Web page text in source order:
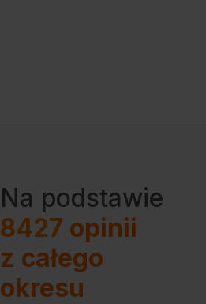
Na podstawie
8427 opinii
z całego
okresu